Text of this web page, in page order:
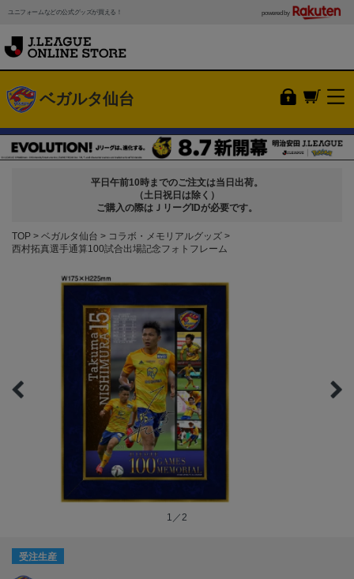
ユニフォームなどの公式グッズが買える！ powered by
ベガルタ仙台
平日午前10時までのご注文は当日出荷。
（土日祝日は除く）
ご購入の際はＪリーグIDが必要です。
TOP ベガルタ仙台
コラボ・メモリアルグッズ
西村拓真選手通算100試合出場記念フォトフレーム
1／2
受注生産